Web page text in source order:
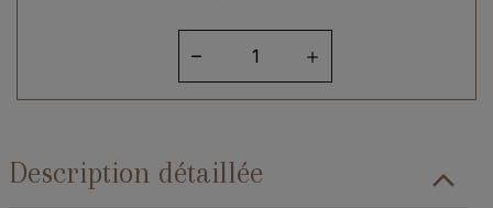
Ben
Aged
Description détaillée